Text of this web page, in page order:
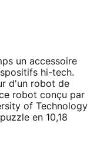
un accessoire
hi-tech.
d'un robot de
robot conçu par
of Technology
en 10,18